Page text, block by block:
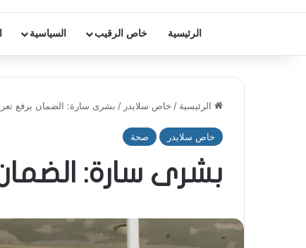
الرئيسية خاص الرقيب السياسية
الرئيسية / خاص سلايدر / بشرى سارة: الضمان يرفع
خاص سلايدر صحة
بشرى سارة: